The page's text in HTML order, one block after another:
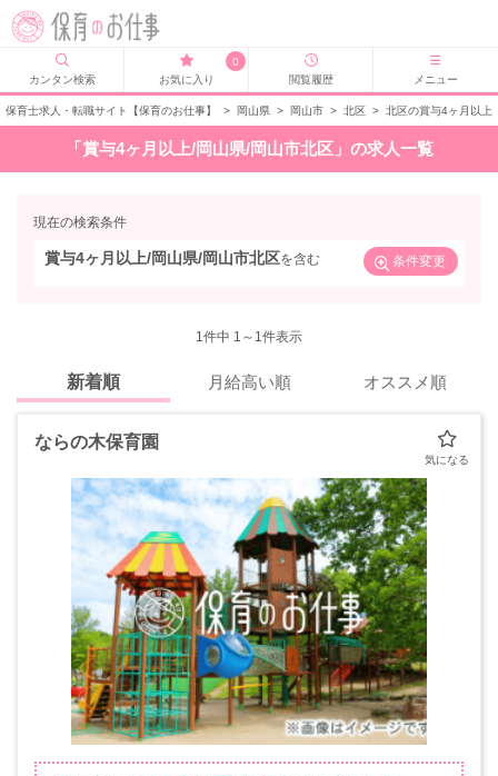
カンタン検索
0
お気に入り
閲覧履歴 メニュー
保育士求人・転職サイト【保育のお仕事】 > 岡山県 > 岡山市 > 北区 > 北区の賞与4ヶ月以上
「賞与4ヶ月以上/岡山県/岡山市北区」の求人一覧
現在の検索条件
賞与4ヶ月以上/岡山県/岡山市北区を含む 条件変更
1件中 1～1件表示
新着順 月給高い順 オススメ順
ならの木保育園